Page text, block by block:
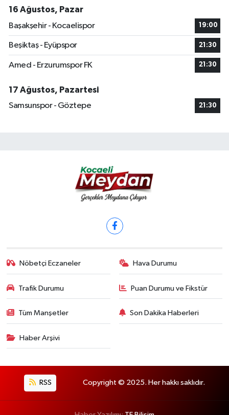
16 Ağustos, Pazar
Başakşehir - Kocaelispor
19:00
Beşiktaş - Eyüpspor 21:30
Amed - Erzurumspor FK 21:30
17 Ağustos, Pazartesi
Samsunspor - Göztepe
21:30
Nöbetçi Eczaneler Hava Durumu
Trafik Durumu Puan Durumu ve Fikstür
Tüm Manşetler Son Dakika Haberleri
Haber Arşivi
RSS Copyright © 2025. Her hakkı saklıdır.